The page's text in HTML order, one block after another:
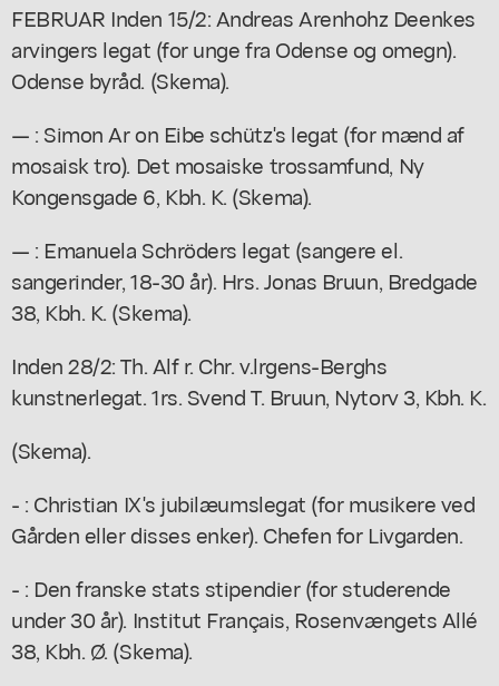
FEBRUAR Inden 15/2: Andreas Arenhohz Deenkes
arvingers legat (for unge fra Odense og omegn).
Odense byråd. (Skema).
— : Simon Ar on Eibe schütz's legat (for mænd af
mosaisk tro). Det mosaiske trossamfund, Ny
Kongensgade 6, Kbh. K. (Skema).
— : Emanuela Schröders legat (sangere el.
sangerinder, 18-30 år). Hrs. Jonas Bruun, Bredgade
38, Kbh. K. (Skema).
Inden 28/2: Th. Alf r. Chr. v.lrgens-Berghs
kunstnerlegat. 1rs. Svend T. Bruun, Nytorv 3, Kbh. K.
(Skema).
- : Christian IX's jubilæumslegat (for musikere ved
Gården eller disses enker). Chefen for Livgarden.
- : Den franske stats stipendier (for studerende
under 30 år). Institut Français, Rosenvængets Allé
38, Kbh. Ø. (Skema).